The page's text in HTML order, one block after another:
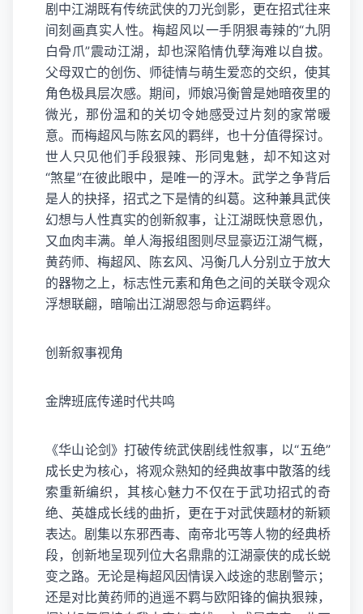
剧中江湖既有传统武侠的刀光剑影，更在招式往来
间刻画真实人性。梅超风以一手阴狠毒辣的“九阴
白骨爪”震动江湖，却也深陷情仇孽海难以自拔。
父母双亡的创伤、师徒情与萌生爱恋的交织，使其
角色极具层次感。期间，师娘冯衡曾是她暗夜里的
微光，那份温和的关切令她感受过片刻的家常暖
意。而梅超风与陈玄风的羁绊，也十分值得探讨。
世人只见他们手段狠辣、形同鬼魅，却不知这对
“煞星”在彼此眼中，是唯一的浮木。武学之争背后
是人的抉择，招式之下是情的纠葛。这种兼具武侠
幻想与人性真实的创新叙事，让江湖既快意恩仇，
又血肉丰满。单人海报组图则尽显豪迈江湖气概，
黄药师、梅超风、陈玄风、冯衡几人分别立于放大
的器物之上，标志性元素和角色之间的关联令观众
浮想联翩，暗喻出江湖恩怨与命运羁绊。
创新叙事视角
金牌班底传递时代共鸣
《华山论剑》打破传统武侠剧线性叙事，以“五绝”
成长史为核心，将观众熟知的经典故事中散落的线
索重新编织，其核心魅力不仅在于武功招式的奇
绝、英雄成长线的曲折，更在于对武侠题材的新颖
表达。剧集以东邪西毒、南帝北丐等人物的经典桥
段，创新地呈现列位大名鼎鼎的江湖豪侠的成长蜕
变之路。无论是梅超风因情误入歧途的悲剧警示；
还是对比黄药师的逍遥不羁与欧阳锋的偏执狠辣，